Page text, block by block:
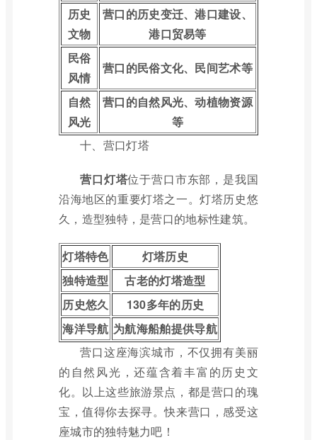
历史
文物
营口的历史变迁、港口建设、
港口贸易等
民俗
风情
营口的民俗文化、民间艺术等
自然
风光
营口的自然风光、动植物资源
等
十、营口灯塔
营口灯塔位于营口市东部，是我国
沿海地区的重要灯塔之一。灯塔历史悠
久，造型独特，是营口的地标性建筑。
灯塔特色
灯塔历史
独特造型
古老的灯塔造型
历史悠久
130多年的历史
海洋导航 为航海船舶提供导航
营口这座海滨城市，不仅拥有美丽
的自然风光，还蕴含着丰富的历史文
化。以上这些旅游景点，都是营口的瑰
宝，值得你去探寻。快来营口，感受这
座城市的独特魅力吧！